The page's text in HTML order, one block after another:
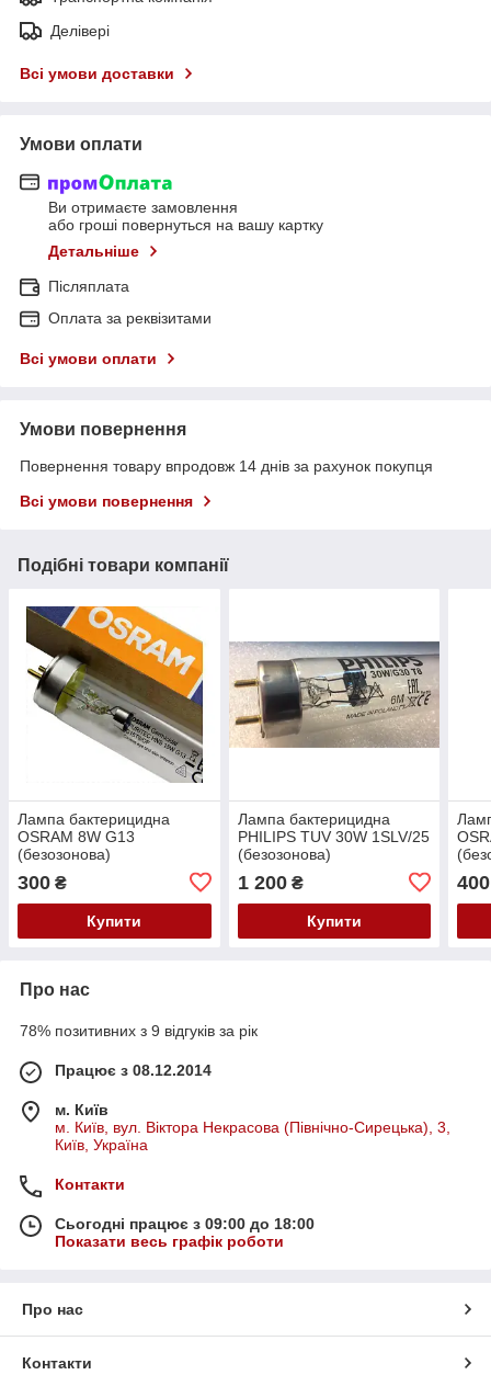
Делівері
Всі умови доставки
Умови оплати
Ви отримаєте замовлення
або гроші повернуться на вашу картку
Детальніше
Післяплата
Оплата за реквізитами
Всі умови оплати
Умови повернення
Повернення товару впродовж 14 днів за рахунок покупця
Всі умови повернення
Подібні товари компанії
Лампа бактерицидна
OSRAM 8W G13
(безозонова)
300 ₴
Купити
Лампа бактерицидна
PHILIPS TUV 30W 1SLV/25
(безозонова)
1 200₴
Купити
400
Про нас
78% позитивних з 9 відгуків за рік
Працює з 08.12.2014
м. Київ
м. Київ, вул. Віктора Некрасова (Північно-Сирецька), 3,
Київ, Україна
Контакти
Сьогодні працює з 09:00 до 18:00
Показати весь графік роботи
Про нас
Контакти